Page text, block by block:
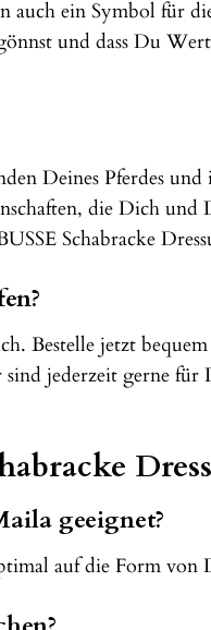
auch ein Symbol für
und dass Du
Deines Pferdes
die Dich und
Schabracke
Bestelle jetzt
jederzeit gerne
geeignet?
auf die Form von